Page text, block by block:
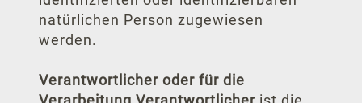
natürlichen Person zugewiesen
werden.
Verantwortlicher oder für die